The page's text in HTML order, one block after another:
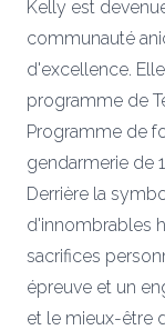
Kelly est
communauté
d'excellence.
programme de
Programme de
gendarmerie de
Derrière la
d'innombrables
sacrifices
épreuve et un
et le mieux-être